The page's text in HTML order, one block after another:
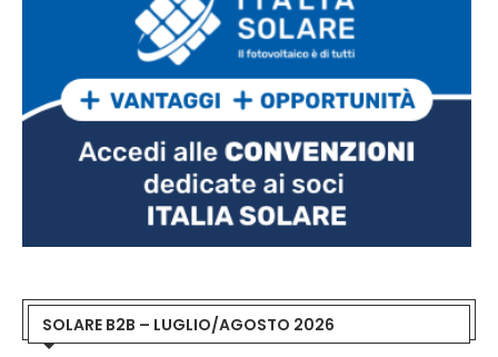
SOLARE B2B – LUGLIO/AGOSTO 2026